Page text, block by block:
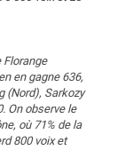
Florange
en gagne 636,
(Nord), Sarkozy
On observe le
où 71% de la
800 voix et